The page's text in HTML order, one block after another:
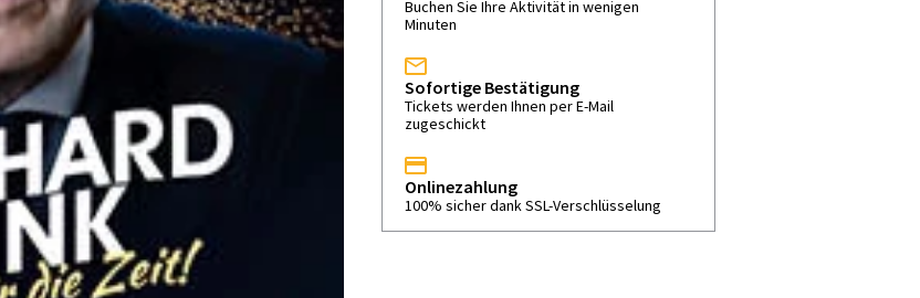
Buchen Sie Ihre Aktivität in wenigen
Minuten
Sofortige Bestätigung
Tickets werden Ihnen per E-Mail
zugeschickt
Onlinezahlung
100% sicher dank SSL-Verschlüsselung